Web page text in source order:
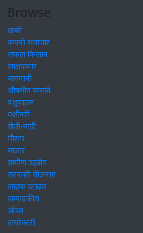
Browse
खबरें
कंपनी समाचार
सफल किसान
साक्षात्कार
बागवानी
औषधीय फसलें
पशुपालन
मशीनरी
खेती-बाड़ी
मौसम
बाजार
ग्रामीण उद्द्योग
सरकारी योजनाएं
लाइफ स्टाइल
सम्पादकीय
जॉब्स
डायरेक्टरी